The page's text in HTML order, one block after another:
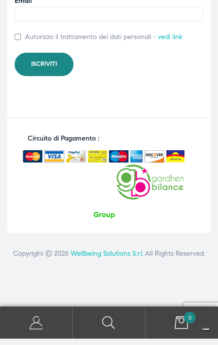
Autorizzo il trattamento dei dati personali - vedi link
Circuito di Pagamento :
Group
Copyright © 2026 Wellbeing Solutions S.r.l..All Rights Reserved.
0